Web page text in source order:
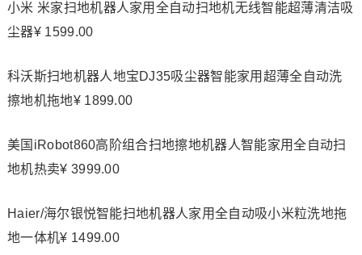
小米 米家扫地机器人家用全自动扫地机无线智能超薄清洁吸
尘器¥ 1599.00
科沃斯扫地机器人地宝DJ35吸尘器智能家用超薄全自动洗
擦地机拖地¥ 1899.00
美国iRobot860高阶组合扫地擦地机器人智能家用全自动扫
地机热卖¥ 3999.00
Haier/海尔银悦智能扫地机器人家用全自动吸小米粒洗地拖
地一体机¥ 1499.00